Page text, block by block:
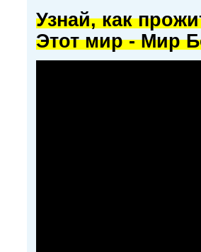
Узнай, как
Этот мир - Мир